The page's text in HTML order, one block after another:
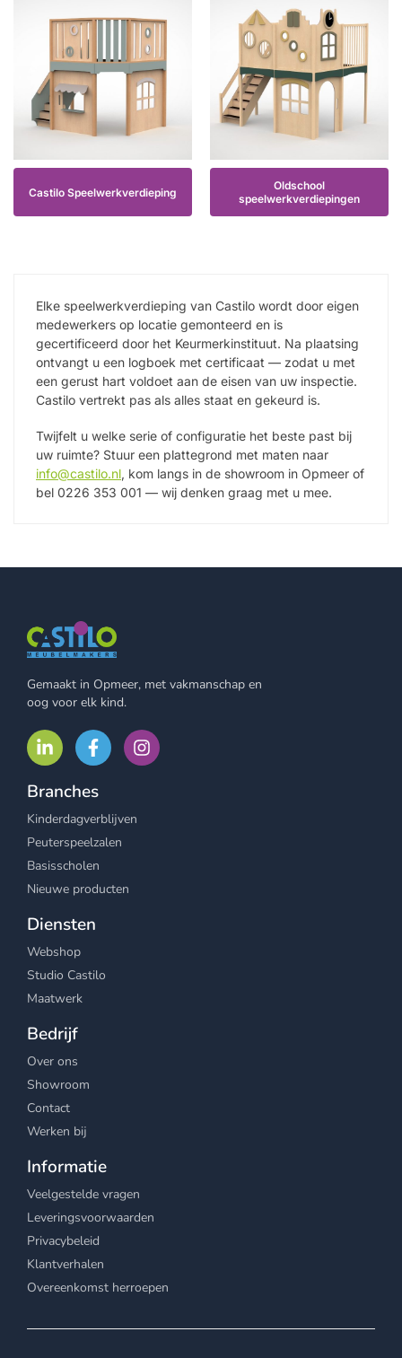
Castilo Speelwerkverdieping
Oldschool
speelwerkverdiepingen
Elke speelwerkverdieping van Castilo wordt door eigen
medewerkers op locatie gemonteerd en is
gecertificeerd door het Keurmerkinstituut. Na plaatsing
ontvangt u een logboek met certificaat — zodat u met
een gerust hart voldoet aan de eisen van uw inspectie.
Castilo vertrekt pas als alles staat en gekeurd is.
Twijfelt u welke serie of configuratie het beste past bij
uw ruimte? Stuur een plattegrond met maten naar
info@castilo.nl, kom langs in de showroom in Opmeer of
bel 0226 353 001 — wij denken graag met u mee.
Gemaakt in Opmeer, met vakmanschap en
oog voor elk kind.
Branches
Kinderdagverblijven
Peuterspeelzalen
Basisscholen
Nieuwe producten
Diensten
Webshop
Studio Castilo
Maatwerk
Bedrijf
Over ons
Showroom
Contact
Werken bij
Informatie
Veelgestelde vragen
Leveringsvoorwaarden
Privacybeleid
Klantverhalen
Overeenkomst herroepen